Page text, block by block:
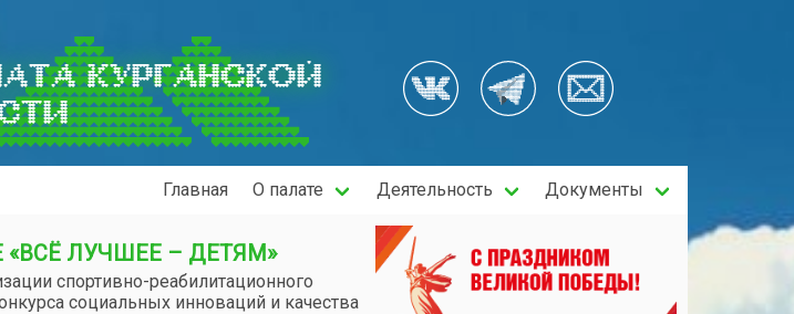
КУРГАНСКОЙ
Главная О палате Деятельность Документы
ЛУЧШЕЕ – ДЕТЯМ»
спортивно-реабилитационного
социальных инноваций и качества